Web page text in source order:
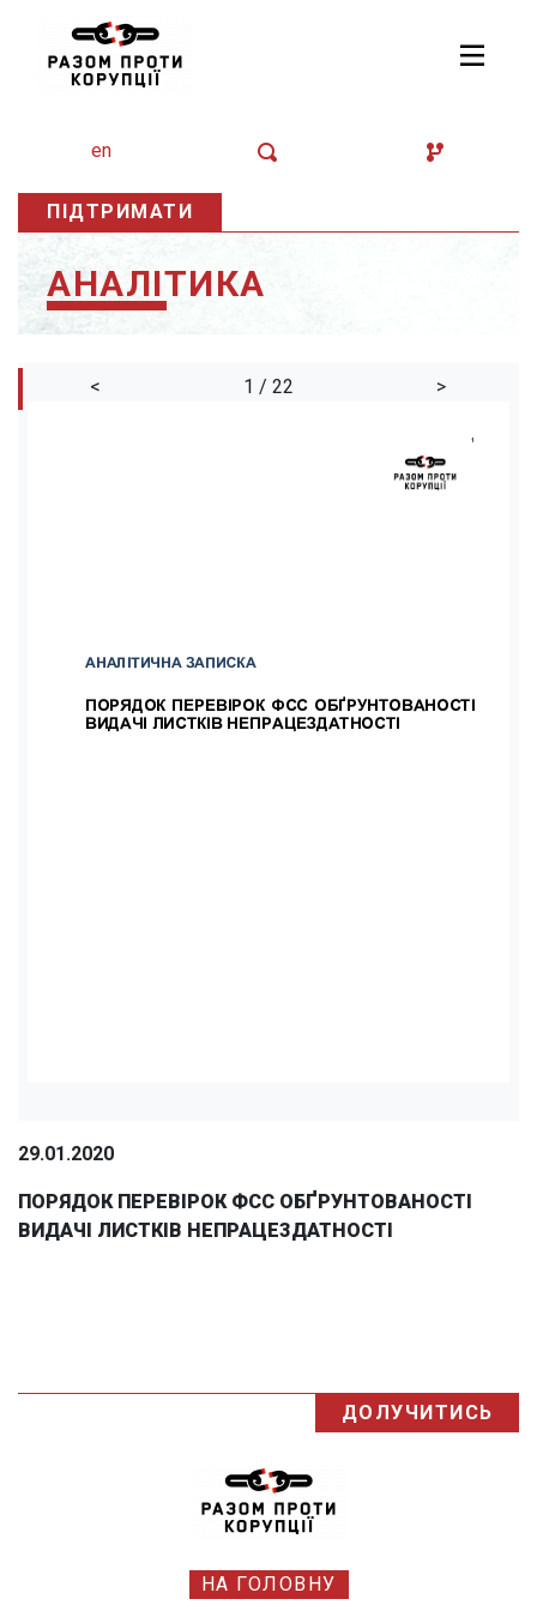
en
ПІДТРИМАТИ
АНАЛІТИКА
< 1 / 22 >
29.01.2020
ПОРЯДОК ПЕРЕВІРОК ФСС ОБҐРУНТОВАНОСТІ
ВИДАЧІ ЛИСТКІВ НЕПРАЦЕЗДАТНОСТІ
НА ГОЛОВНУ
ДОЛУЧИТИСЬ